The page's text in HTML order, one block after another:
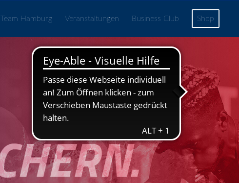
Team Hamburg Veranstaltungen Business Club Shop